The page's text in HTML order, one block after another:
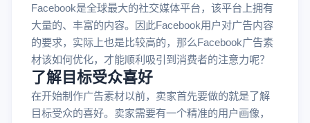
Facebook是全球最大的社交媒体平台，该平台上拥有
大量的、丰富的内容。因此Facebook用户对广告内容
的要求，实际上也是比较高的，那么Facebook广告素
材该如何优化，才能顺利吸引到消费者的注意力呢？
了解目标受众喜好
在开始制作广告素材以前，卖家首先要做的就是了解
目标受众的喜好。卖家需要有一个精准的用户画像，